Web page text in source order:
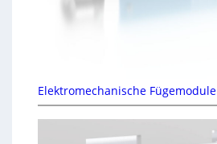
Elektromechanische Fügemodule